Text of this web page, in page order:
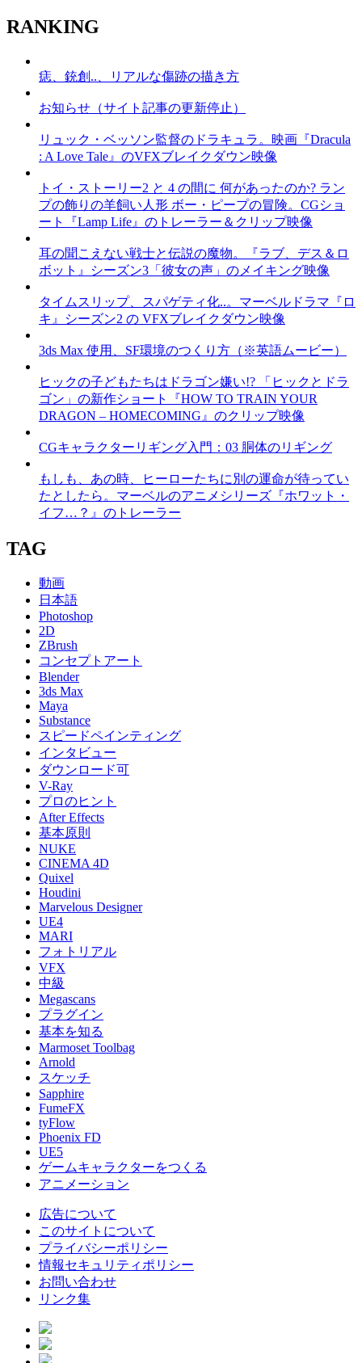
RANKING
痣、銃創..、リアルな傷跡の描き方
お知らせ（サイト記事の更新停止）
リュック・ベッソン監督のドラキュラ。映画『Dracula
: A Love Tale』のVFXブレイクダウン映像
トイ・ストーリー2 と 4 の間に 何があったのか? ラン
プの飾りの羊飼い人形 ボー・ピープの冒険。CGショ
ート『Lamp Life』のトレーラー＆クリップ映像
耳の聞こえない戦士と伝説の魔物。『ラブ、デス＆ロ
ボット』シーズン3「彼女の声」のメイキング映像
タイムスリップ、スパゲティ化..。マーベルドラマ『ロ
キ』シーズン2 の VFXブレイクダウン映像
3ds Max 使用、SF環境のつくり方（※英語ムービー）
ヒックの子どもたちはドラゴン嫌い!? 「ヒックとドラ
ゴン」の新作ショート『HOW TO TRAIN YOUR
DRAGON – HOMECOMING』のクリップ映像
CGキャラクターリギング入門：03 胴体のリギング
もしも、あの時、ヒーローたちに別の運命が待ってい
たとしたら。マーベルのアニメシリーズ『ホワット・
イフ…？』のトレーラー
TAG
動画
日本語
Photoshop
2D
ZBrush
コンセプトアート
Blender
3ds Max
Maya
Substance
スピードペインティング
インタビュー
ダウンロード可
V-Ray
プロのヒント
After Effects
基本原則
NUKE
CINEMA 4D
Quixel
Houdini
Marvelous Designer
UE4
MARI
フォトリアル
VFX
中級
Megascans
プラグイン
基本を知る
Marmoset Toolbag
Arnold
スケッチ
Sapphire
FumeFX
tyFlow
Phoenix FD
UE5
ゲームキャラクターをつくる
アニメーション
広告について
このサイトについて
プライバシーポリシー
情報セキュリティポリシー
お問い合わせ
リンク集